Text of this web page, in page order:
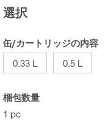
選択
缶/カートリッジの内容
0.33 L
0.5 L
梱包数量
1 pc